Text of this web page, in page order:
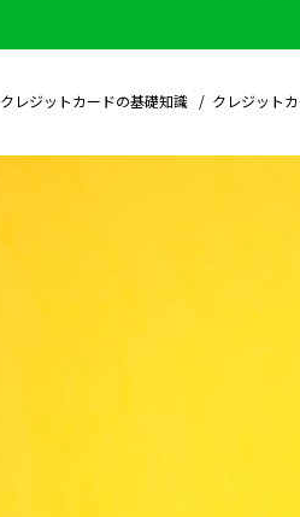
クレジットカードの基礎知識 クレジット